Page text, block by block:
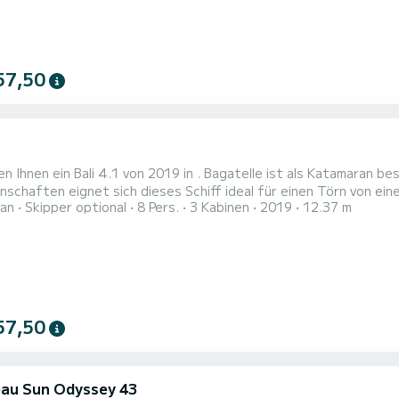
Ihnen ein Bali 4.1 von 2019 in . Bagatelle ist als Katamaran
eignet sich dieses Schiff ideal für einen Törn von einer Woche und mehr. Das
eine Kapazität von 8 Personen. Mit einer Gesamtlänge
Skipper optional 8 Pers. 3 Kabinen 2019 12.37 m
Sun Odyssey 43